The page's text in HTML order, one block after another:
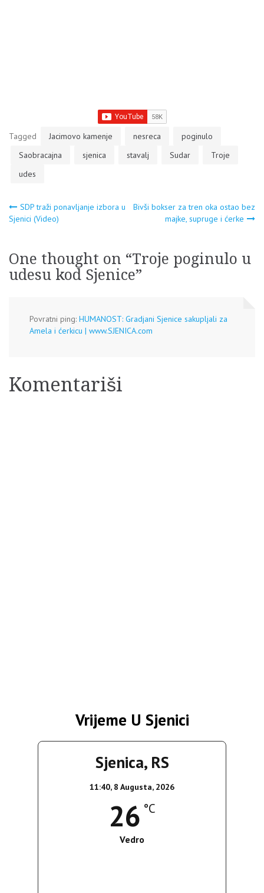
Tagged Jacimovo kamenje nesreca
poginulo
Saobracajna
sjenica stavalj Sudar
Troje
udes
Navigacija
SDP traži ponavljanje izbora u
Sjenici (Video)
Bivši bokser za tren oka ostao bez
majke, supruge i ćerke
One thought on “Troje poginulo u
udesu kod Sjenice”
Povratni ping: HUMANOST: Gradjani Sjenice sakupljali za
Amela i ćerkicu | www.SJENICA.com
Komentariši
Vrijeme U Sjenici
Sjenica, RS
11:40, 8 Augusta, 2026
26 °C
Vedro